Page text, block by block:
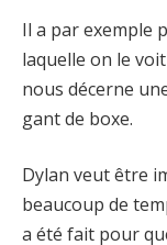
Il a par exemple
laquelle on le
nous décerne
gant de boxe.
Dylan veut être
beaucoup de
a été fait pour